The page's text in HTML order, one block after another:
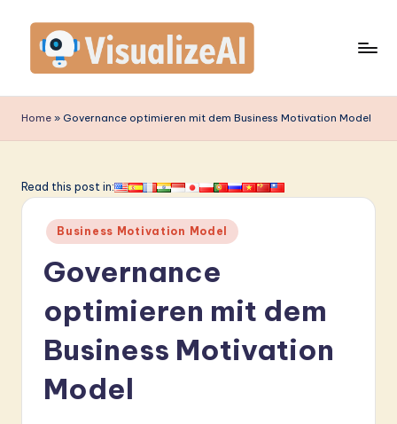
content
is
u
li
Home » Governance optimieren mit dem Business Motivation Model
Read this post in:
Posted
in
Business Motivation Model
Governance
optimieren mit dem
Business Motivation
Model